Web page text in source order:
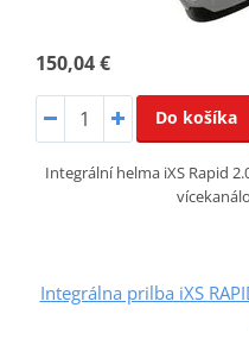
150,04 €
Do košíka
Integrální helma iXS Rapid
Integrálna prilba iXS